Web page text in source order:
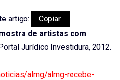
artigo:
Copiar
de artistas com
Jurídico Investidura, 2012.
almg/almg-recebe-